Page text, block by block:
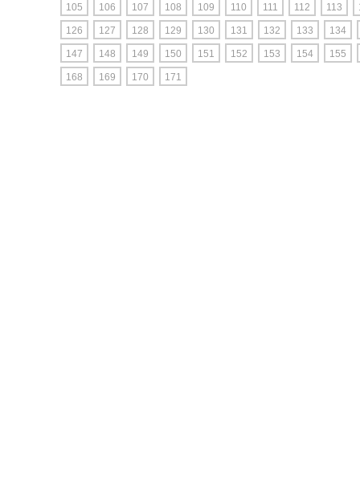
105 106 107 108 109 110 111 112 113
126 127 128 129 130 131 132 133 134
147 148 149 150 151 152 153 154 155
168 169 170 171